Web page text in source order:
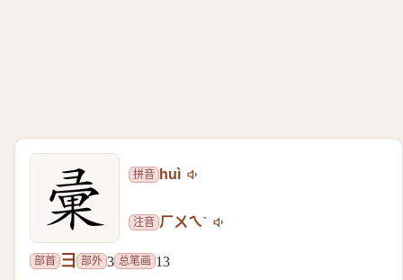
拼音 huì
注音 ㄏㄨㄟˋ
部首 彐 部外 3 总笔画 13